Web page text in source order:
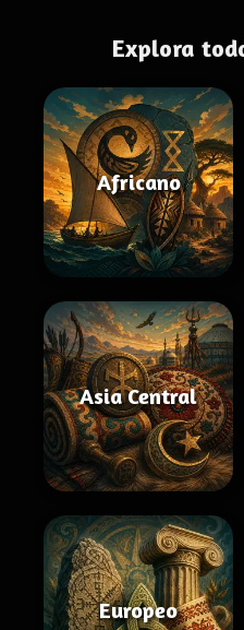
Explora
Africano
Asia Central
Europeo